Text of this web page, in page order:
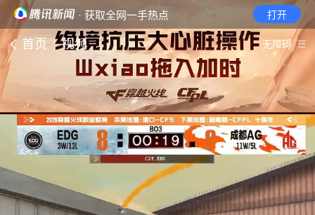
· 获取全网一手热点 打开
首页 视频 无障碍